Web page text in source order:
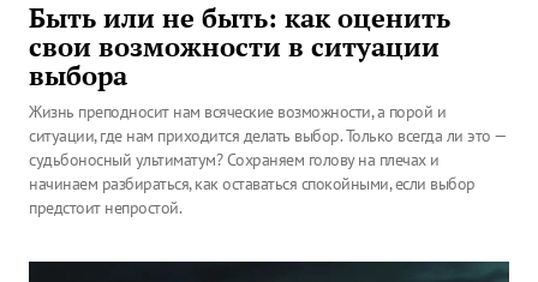
Быть или не быть: как оценить
свои возможности в ситуации
выбора
Жизнь преподносит нам всяческие возможности, а порой и
ситуации, где нам приходится делать выбор. Только всегда ли это —
судьбоносный ультиматум? Сохраняем голову на плечах и
начинаем разбираться, как оставаться спокойными, если выбор
предстоит непростой.